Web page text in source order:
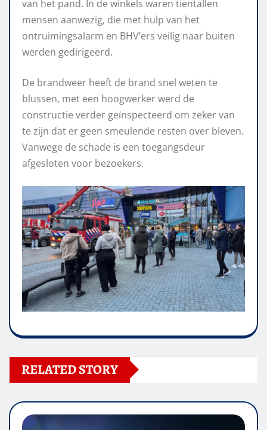
van het pand. In de winkels waren tientallen
mensen aanwezig, die met hulp van het
ontruimingsalarm en BHV’ers veilig naar buiten
werden gedirigeerd.
De brandweer heeft de brand snel weten te
blussen, met een hoogwerker werd de
constructie verder geïnspecteerd om zeker van
te zijn dat er geen smeulende resten over bleven.
Vanwege de schade is een toegangsdeur
afgesloten voor bezoekers.
RELATED STORY